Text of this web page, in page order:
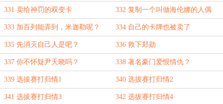
331 卖给神罚的双变卡 332 复制一个叫做海伦娜的人偶
333 加百列能弄到，米迦勒呢？ 334 自己的卡牌也被卖了
335 先消灭自己人是吧？ 336 救下郑勋
337 你不怀疑尹天晓吗？ 338 著名豪门爱恨情仇？
339 选拔赛打归情1 340 选拔赛打归情2
341 选拔赛打归情3 342 选拔赛打归情4